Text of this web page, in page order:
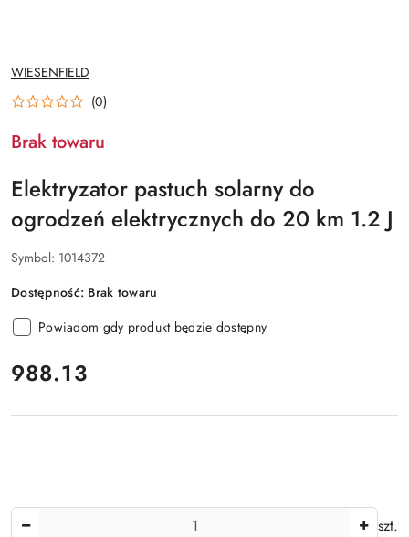
NAZWA
PRODUCENTA:
WIESENFIELD
(0)
Brak towaru
Elektryzator pastuch solarny do
ogrodzeń elektrycznych do 20 km 1.2 J
Symbol: 1014372
Dostępność: Brak towaru
Powiadom gdy produkt będzie dostępny
cena:
988.13
szt.